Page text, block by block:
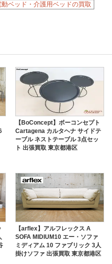
動ベッド・介護用ベッドの買取
【BoConcept】ボーコンセプト
Cartagena カルタヘナ サイドテ
ーブル ネストテーブル 3点セッ
ト 出張買取 東京都港区
【arflex】アルフレックス A
SOFA MIDIUM10 エー・ソファ
ミディアム 10 ファブリック 3人
掛けソファ 出張買取 東京都港区